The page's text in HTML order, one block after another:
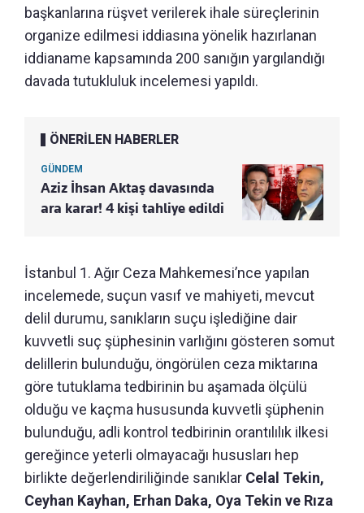
başkanlarına rüşvet verilerek ihale süreçlerinin
organize edilmesi iddiasına yönelik hazırlanan
iddianame kapsamında 200 sanığın yargılandığı
davada tutukluluk incelemesi yapıldı.
ÖNERİLEN HABERLER
GÜNDEM
Aziz İhsan Aktaş davasında
ara karar! 4 kişi tahliye edildi
İstanbul 1. Ağır Ceza Mahkemesi’nce yapılan
incelemede, suçun vasıf ve mahiyeti, mevcut
delil durumu, sanıkların suçu işlediğine dair
kuvvetli suç şüphesinin varlığını gösteren somut
delillerin bulunduğu, öngörülen ceza miktarına
göre tutuklama tedbirinin bu aşamada ölçülü
olduğu ve kaçma hususunda kuvvetli şüphenin
bulunduğu, adli kontrol tedbirinin orantılılık ilkesi
gereğince yeterli olmayacağı hususları hep
birlikte değerlendiriliğinde sanıklar Celal Tekin,
Ceyhan Kayhan, Erhan Daka, Oya Tekin ve Rıza